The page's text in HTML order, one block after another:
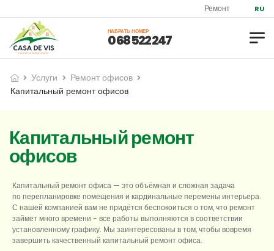
Ремонт и дизайн RU
НАБРАТЬ НОМЕР
0 68 522 247
Услуги
Ремонт офисов
Капитальный ремонт офисов
Капитальный ремонт
офисов
Капитальный ремонт офиса — это объёмная и сложная задача
по перепланировке помещения и кардинальные перемены интерьера.
С нашей компанией вам не придётся беспокоиться о том, что ремонт
займет много времени - все работы выполняются в соответствии
установленному графику. Мы заинтересованы в том, чтобы вовремя
завершить качественный капитальный ремонт офиса.